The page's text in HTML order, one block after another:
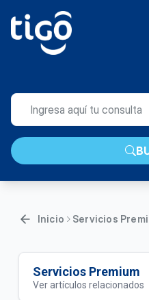
Inicio Servicios
Servicios Premium
Ver artículos relacionados